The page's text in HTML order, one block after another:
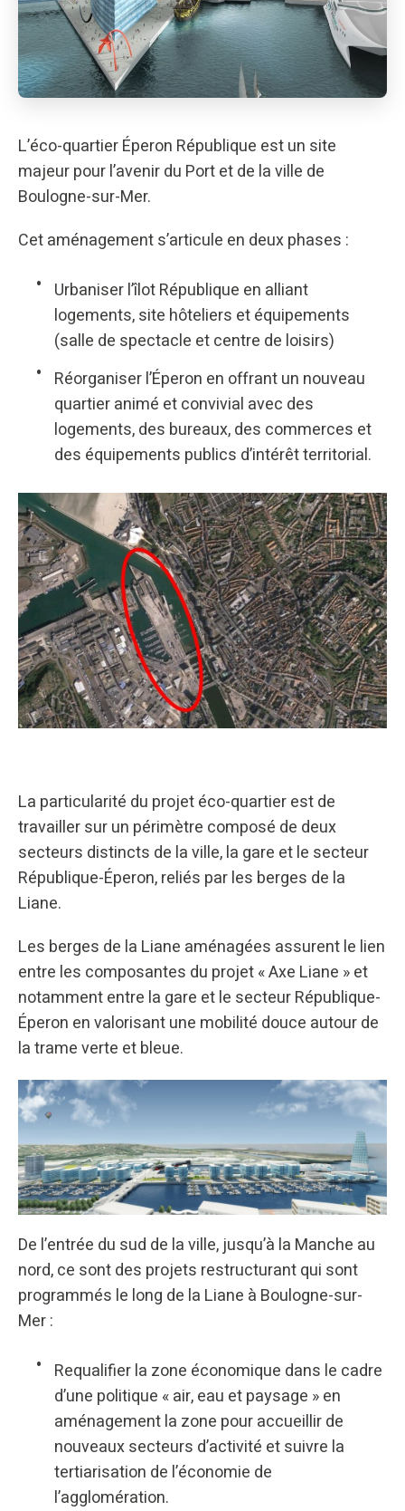
L’éco-quartier Éperon République est un site
majeur pour l’avenir du Port et de la ville de
Boulogne-sur-Mer.
Cet aménagement s’articule en deux phases :
Urbaniser l’îlot République en alliant
logements, site hôteliers et équipements
(salle de spectacle et centre de loisirs)
Réorganiser l’Éperon en offrant un nouveau
quartier animé et convivial avec des
logements, des bureaux, des commerces et
des équipements publics d’intérêt territorial.
La particularité du projet éco-quartier est de
travailler sur un périmètre composé de deux
secteurs distincts de la ville, la gare et le secteur
République-Éperon, reliés par les berges de la
Liane.
Les berges de la Liane aménagées assurent le lien
entre les composantes du projet « Axe Liane » et
notamment entre la gare et le secteur République-
Éperon en valorisant une mobilité douce autour de
la trame verte et bleue.
De l’entrée du sud de la ville, jusqu’à la Manche au
nord, ce sont des projets restructurant qui sont
programmés le long de la Liane à Boulogne-sur-
Mer :
Requalifier la zone économique dans le cadre
d’une politique « air, eau et paysage » en
aménagement la zone pour accueillir de
nouveaux secteurs d’activité et suivre la
tertiarisation de l’économie de
l’agglomération.